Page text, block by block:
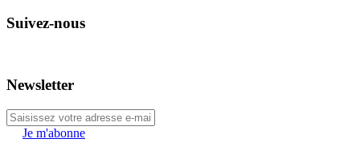
Suivez-nous
Newsletter
Je m'abonne